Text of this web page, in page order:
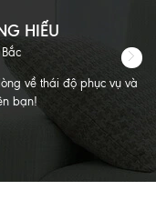
HIẾU
về thái độ phục vụ và
bạn!